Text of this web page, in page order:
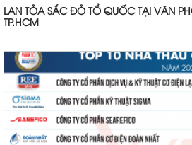
LAN TỎA SẮC ĐỎ TỔ QUỐC TẠI VĂN
TP.HCM